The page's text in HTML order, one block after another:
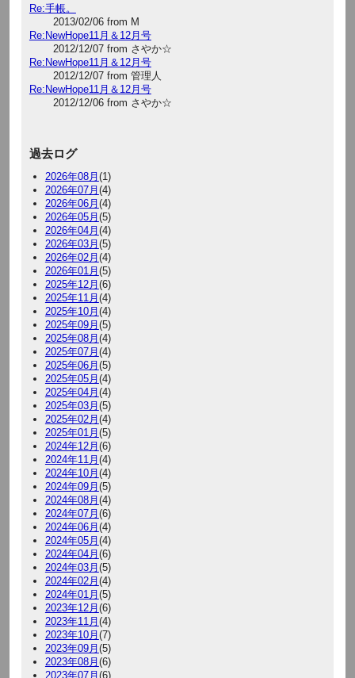
Re:手帳。
2013/02/06 from M
Re:NewHope11月＆12月号
2012/12/07 from さやか☆
Re:NewHope11月＆12月号
2012/12/07 from 管理人
Re:NewHope11月＆12月号
2012/12/06 from さやか☆
過去ログ
2026年08月 (1)
2026年07月 (4)
2026年06月 (4)
2026年05月 (5)
2026年04月 (4)
2026年03月 (5)
2026年02月 (4)
2026年01月 (5)
2025年12月 (6)
2025年11月 (4)
2025年10月 (4)
2025年09月 (5)
2025年08月 (4)
2025年07月 (4)
2025年06月 (5)
2025年05月 (4)
2025年04月 (4)
2025年03月 (5)
2025年02月 (4)
2025年01月 (5)
2024年12月 (6)
2024年11月 (4)
2024年10月 (4)
2024年09月 (5)
2024年08月 (4)
2024年07月 (6)
2024年06月 (4)
2024年05月 (4)
2024年04月 (6)
2024年03月 (5)
2024年02月 (4)
2024年01月 (5)
2023年12月 (6)
2023年11月 (4)
2023年10月 (7)
2023年09月 (5)
2023年08月 (6)
2023年07月 (6)